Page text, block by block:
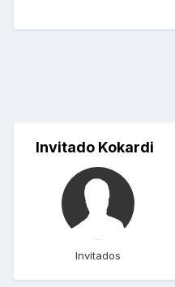
Invitado Kokardi
Invitados